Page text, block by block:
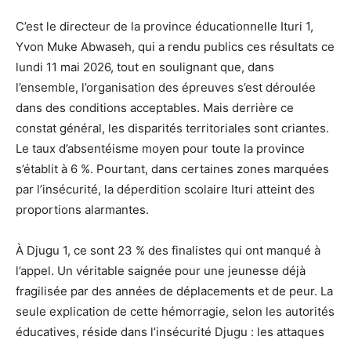
C’est le directeur de la province éducationnelle Ituri 1,
Yvon Muke Abwaseh, qui a rendu publics ces résultats ce
lundi 11 mai 2026, tout en soulignant que, dans
l’ensemble, l’organisation des épreuves s’est déroulée
dans des conditions acceptables. Mais derrière ce
constat général, les disparités territoriales sont criantes.
Le taux d’absentéisme moyen pour toute la province
s’établit à 6 %. Pourtant, dans certaines zones marquées
par l’insécurité, la déperdition scolaire Ituri atteint des
proportions alarmantes.
À Djugu 1, ce sont 23 % des finalistes qui ont manqué à
l’appel. Un véritable saignée pour une jeunesse déjà
fragilisée par des années de déplacements et de peur. La
seule explication de cette hémorragie, selon les autorités
éducatives, réside dans l’insécurité Djugu : les attaques